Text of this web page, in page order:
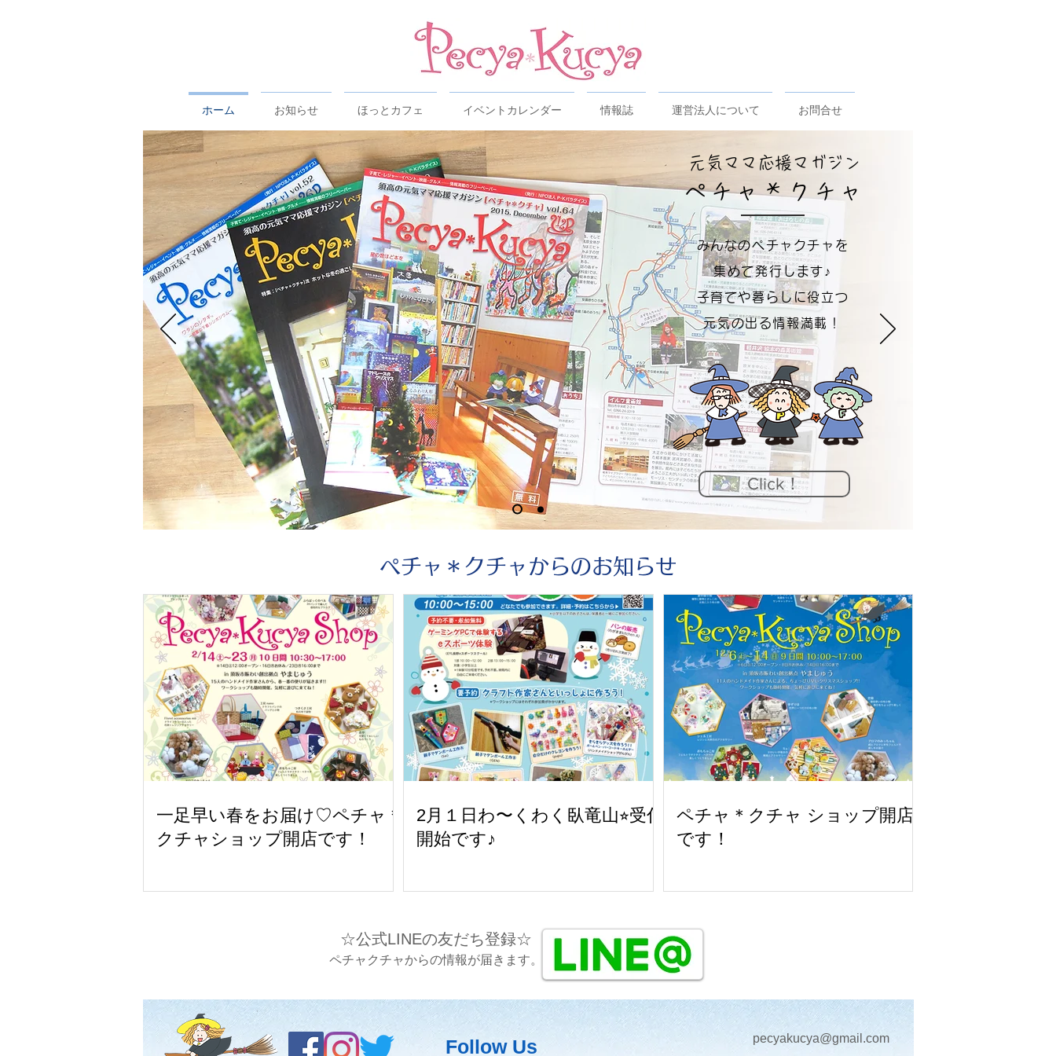
ホーム お知らせ ほっとカフェ イベントカレンダー 情報誌 運営法人について お問合せ
元気ママ応援マガジン
ペチャ＊クチャ
みんなのペチャクチャを
集めて発行します♪
子育てや暮らしに役立つ
元気の出る情報満載！
Click！
ペチャ＊クチャからのお知らせ
一足早い春をお届け♡ペチャ＊
クチャショップ開店です！
2月１日わ〜くわく臥竜山⭐︎受付
開始です♪
ペチャ＊クチャ ショップ開店
です！
☆公式LINEの友だち登録☆
ペチャクチャからの情報が届きます。
Follow Us pecyakucya@gmail.com